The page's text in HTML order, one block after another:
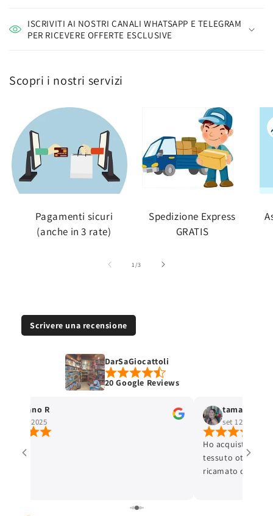
ISCRIVITI AI NOSTRI CANALI WHATSAPP E TELEGRAM
PER RICEVERE OFFERTE ESCLUSIVE
Scopri i nostri servizi
Pagamenti sicuri
(anche in 3 rate)
Spedizione Express
GRATIS
1/su
3
Scrivere una recensione
DarSaGiocattoli
20 Google Reviews
Stefano R
ott 4, 2025
tamara selis
set 12, 2025
Ho acquistato
tessuto ottimo e
ricamato con